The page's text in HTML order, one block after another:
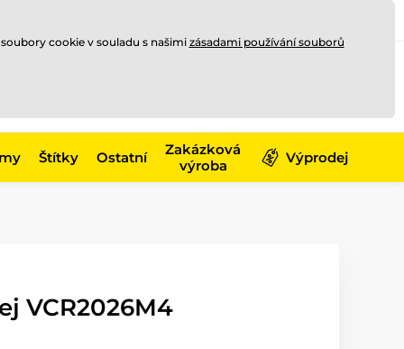
Štítky Ostatní
Zakázková
výroba
Výprodej
VCR2026M4
cookie v souladu s našimi zásadami používání souborů